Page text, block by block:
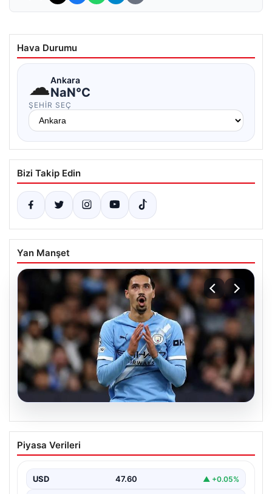
Hava Durumu
☁Ankara
NaN°C
ŞEHIR SEÇ
Bizi Takip Edin
Yan Manşet
04.08.2026
Galatasaray’da orta sahaya dev isim!
Manchester City’nin yıldızı Tijjani
Piyasa Verileri
USD 47.60 ▲ +0.05%